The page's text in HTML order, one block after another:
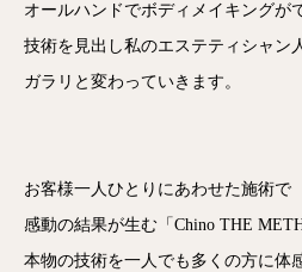
オールハンドでボディメイキングが
技術を見出し私のエステティシャン
ガラリと変わっていきます。
お客様一人ひとりにあわせた施術で
感動の結果が生む「Chino THE
本物の技術を一人でも多くの方に体